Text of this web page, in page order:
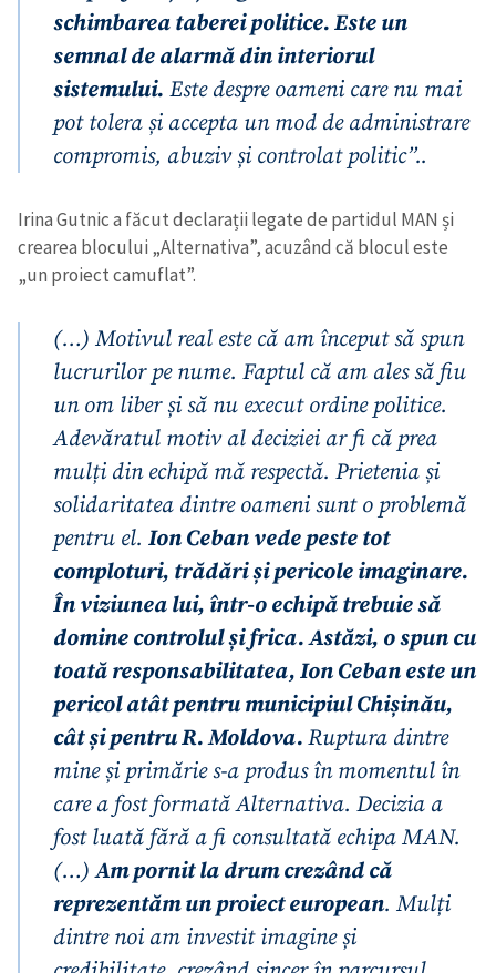
schimbarea taberei politice. Este un
semnal de alarmă din interiorul
sistemului. Este despre oameni care nu mai
pot tolera și accepta un mod de administrare
compromis, abuziv și controlat politic”..
Irina Gutnic a făcut declarații legate de partidul MAN și
crearea blocului „Alternativa”, acuzând că blocul este
„un proiect camuflat”.
(…) Motivul real este că am început să spun
lucrurilor pe nume. Faptul că am ales să fiu
un om liber și să nu execut ordine politice.
Adevăratul motiv al deciziei ar fi că prea
mulți din echipă mă respectă. Prietenia și
solidaritatea dintre oameni sunt o problemă
pentru el. Ion Ceban vede peste tot
comploturi, trădări și pericole imaginare.
În viziunea lui, într-o echipă trebuie să
domine controlul și frica. Astăzi, o spun cu
toată responsabilitatea, Ion Ceban este un
pericol atât pentru municipiul Chișinău,
cât și pentru R. Moldova.Ruptura dintre
mine și primărie s-a produs în momentul în
care a fost formată Alternativa. Decizia a
fost luată fără a fi consultată echipa MAN.
(…)Am pornit la drum crezând că
reprezentăm un proiect european. Mulți
dintre noi am investit imagine și